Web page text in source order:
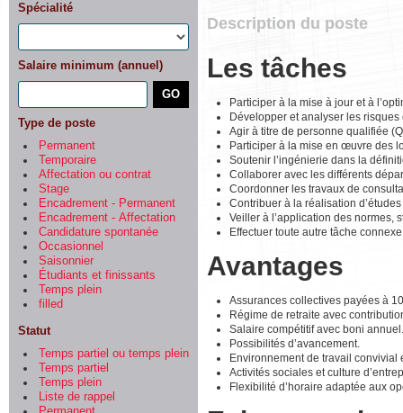
Spécialité
Salaire minimum (annuel)
Type de poste
Permanent
Temporaire
Affectation ou contrat
Stage
Encadrement - Permanent
Encadrement - Affectation
Candidature spontanée
Occasionnel
Saisonnier
Étudiants et finissants
Temps plein
filled
Statut
Temps partiel ou temps plein
Temps partiel
Temps plein
Liste de rappel
Description du poste
Les tâches
Participer à la mise à jour et à
Développer et analyser les
Agir à titre de personne qualifiée
Participer à la mise en œuvre des
Soutenir l’ingénierie dans la
Collaborer avec les différents
Coordonner les travaux de
Contribuer à la réalisation
Veiller à l’application des normes,
Effectuer toute autre tâche
Avantages
Assurances collectives payées à
Régime de retraite avec
Salaire compétitif avec boni annuel.
Possibilités d’avancement.
Environnement de travail convivial
Activités sociales et culture
Flexibilité d’horaire adaptée aux